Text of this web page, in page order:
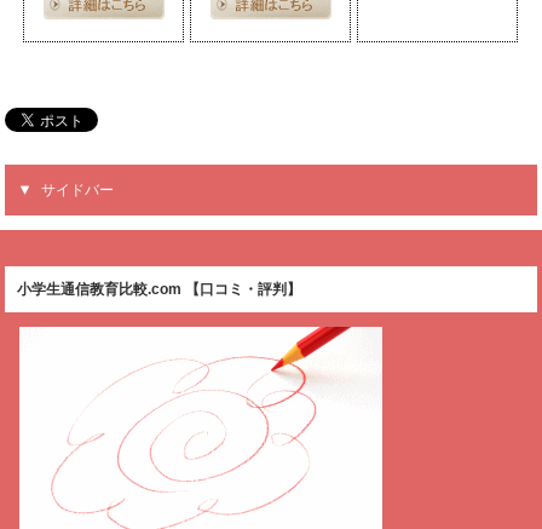
サイドバー
小学生通信教育比較.com 【口コミ・評判】